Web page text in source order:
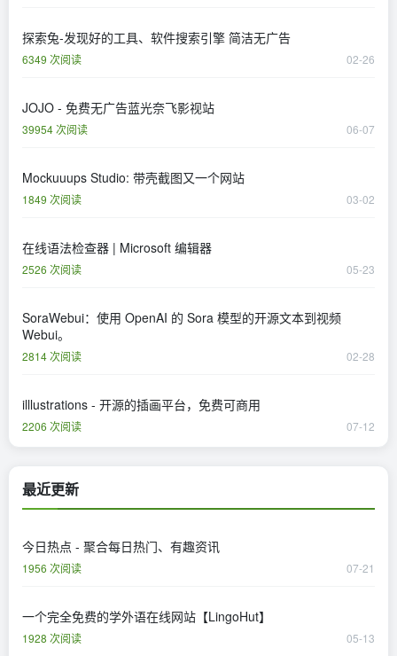
探索兔-发现好的工具、软件搜索引擎 简洁无广告
6349 次阅读 02-26
JOJO - 免费无广告蓝光奈飞影视站
39954 次阅读 06-07
Mockuuups Studio: 带壳截图又一个网站
1849 次阅读 03-02
在线语法检查器 | Microsoft 编辑器
2526 次阅读 05-23
SoraWebui：使用 OpenAI 的 Sora 模型的开源文本到视频
Webui。
2814 次阅读 02-28
illlustrations - 开源的插画平台，免费可商用
2206 次阅读 07-12
最近更新
今日热点 - 聚合每日热门、有趣资讯
1956 次阅读 07-21
一个完全免费的学外语在线网站【LingoHut】
1928 次阅读 05-13